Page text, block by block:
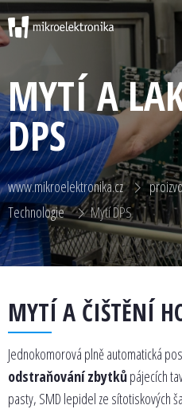
MYTÍ A
DPS
www.mikroelektronika.cz
Technologie
Mytí DPS
MYTÍ A ČIŠTĚNÍ
Jednokomorová plně automatická
odstraňování zbytkůpájecích
pasty, SMD lepidel ze sítotiskových